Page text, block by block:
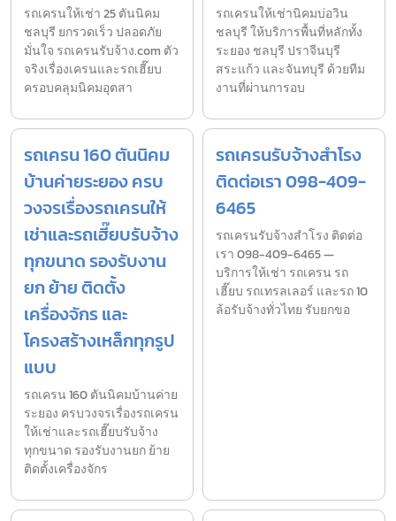
รถเครนให้เช่า 25 ตันนิคม
ชลบุรี ยกรวดเร็ว ปลอดภัย
มั่นใจ รถเครนรับจ้าง.com ตัว
จริงเรื่องเครนและรถเฮี๊ยบ
ครอบคลุมนิคมอุตสา
รถเครนให้เช่านิคมบ่อวิน
ชลบุรี ให้บริการพื้นที่หลักทั้ง
ระยอง ชลบุรี ปราจีนบุรี
สระแก้ว และจันทบุรี ด้วยทีม
งานที่ผ่านการอบ
รถเครน 160 ตันนิคม
บ้านค่ายระยอง ครบ
วงจรเรื่องรถเครนให้
เช่าและรถเฮี๊ยบรับจ้าง
ทุกขนาด รองรับงาน
ยก ย้าย ติดตั้ง
เครื่องจักร และ
โครงสร้างเหล็กทุกรูป
แบบ
รถเครน 160 ตันนิคมบ้านค่าย
ระยอง ครบวงจรเรื่องรถเครน
ให้เช่าและรถเฮี๊ยบรับจ้าง
ทุกขนาด รองรับงานยก ย้าย
ติดตั้งเครื่องจักร
รถเครนรับจ้างสำโรง
ติดต่อเรา 098-409-
6465
รถเครนรับจ้างสำโรง ติดต่อ
เรา 098-409-6465 —
บริการให้เช่า รถเครน รถ
เฮี๊ยบ รถเทรลเลอร์ และรถ 10
ล้อรับจ้างทั่วไทย รับยกขอ